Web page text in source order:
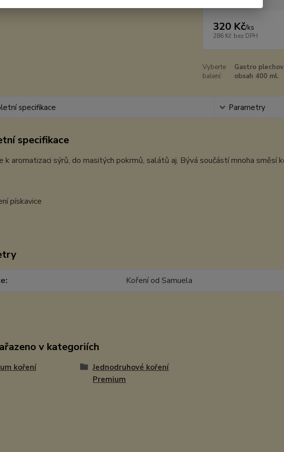
320 Kč/ks
286 Kč bez DPH
Vyberte
balení:
Gastro
obsah 400 ml.
specifikace Parametry
specifikace
k aromatizaci sýrů, do masitých pokrmů, salátů aj. Bývá součástí mnoha směsí
Koření od Samuela
v kategoriích
koření
Jednodruhové koření
Premium